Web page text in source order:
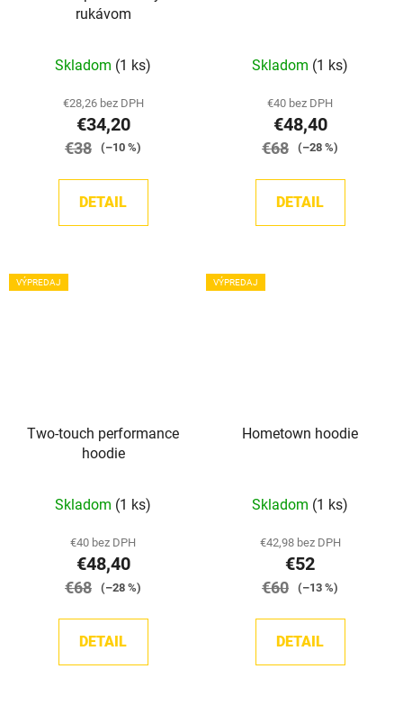
rukávom
hodnotenie
produktu
je
5,0
5
Skladom (1 ks)
€28,26 bez DPH
€34,20
€38 (–10 %)
DETAIL
hodnotenie
produktu
je
5,0
5
Skladom (1 ks)
€40 bez DPH
€48,40
€68 (–28 %)
DETAIL
VÝPREDAJ
Two-touch performance
hoodie
hodnotenie
produktu
je
5,0
5
Skladom (1 ks)
€40 bez DPH
€48,40
€68 (–28 %)
DETAIL
VÝPREDAJ
Hometown hoodie
Skladom (1 ks)
€42,98 bez DPH
€52
€60 (–13 %)
DETAIL